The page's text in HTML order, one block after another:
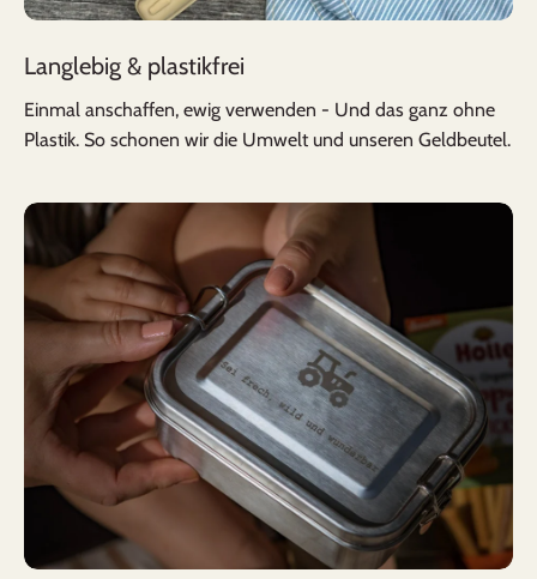
Langlebig & plastikfrei
Einmal anschaffen, ewig verwenden - Und das ganz ohne
Plastik. So schonen wir die Umwelt und unseren Geldbeutel.